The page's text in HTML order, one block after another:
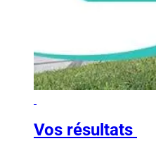
Vos résultats